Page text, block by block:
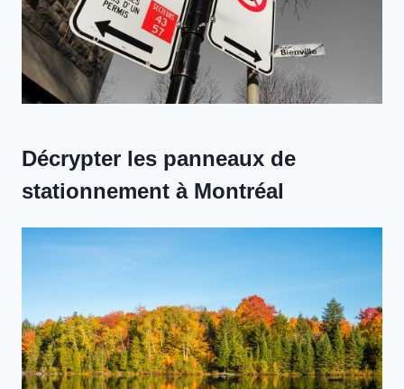
Décrypter les panneaux de
stationnement à Montréal